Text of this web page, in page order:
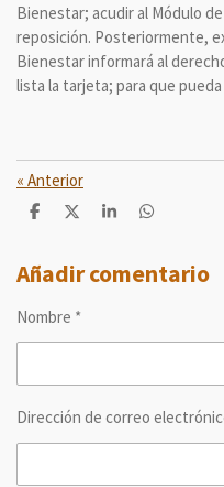
Bienestar; acudir al Módulo
reposición. Posteriormente,
Bienestar informará al
lista la tarjeta; para que
« Anterior
C
p
a
t
C
p
a
C
p
a
C
p
a
Añadir comentario
Nombre *
Dirección de correo